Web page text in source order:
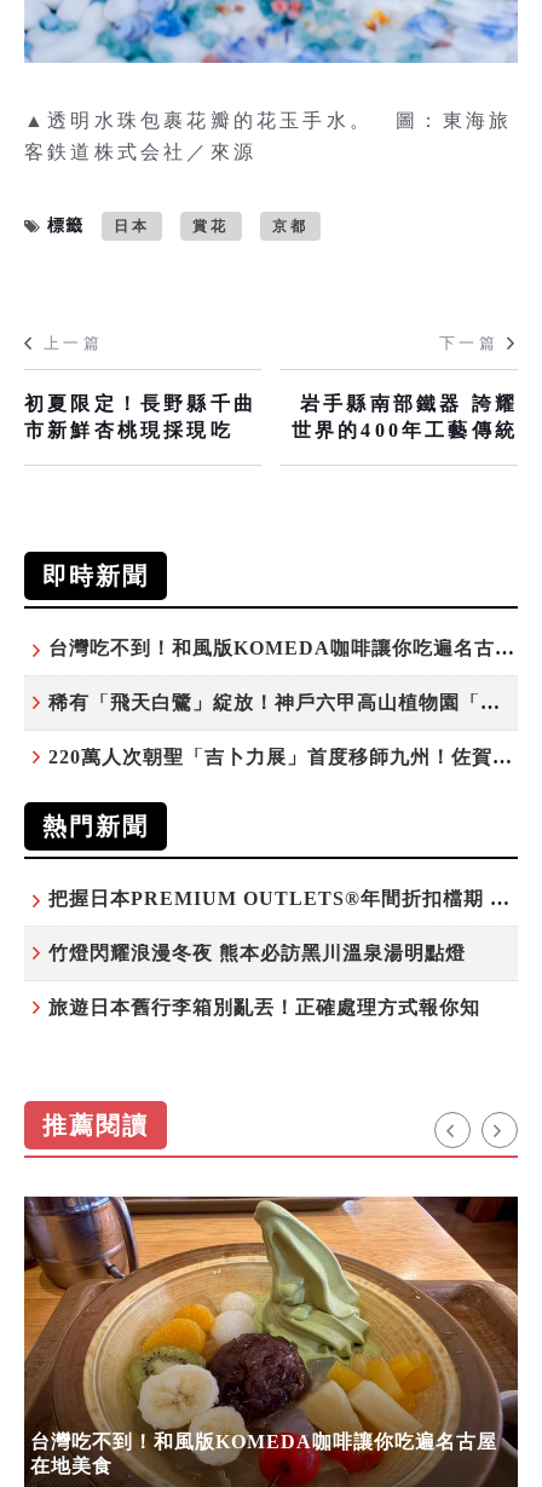
▲透明水珠包裹花瓣的花玉手水。 圖：東海旅
客鉄道株式会社／來源
標籤 日本 賞花 京都
上一篇
初夏限定！長野縣千曲
市新鮮杏桃現採現吃
下一篇
岩手縣南部鐵器 誇耀
世界的400年工藝傳統
即時新聞
台灣吃不到！和風版KOMEDA咖啡讓你吃遍名古屋在地美食
稀有「飛天白鷺」綻放！神戶六甲高山植物園「鷺草」珍貴現身
220萬人次朝聖「吉卜力展」首度移師九州！佐賀站早鳥平日套票8/10搶先開賣
熱門新聞
把握日本PREMIUM OUTLETS®年間折扣檔期 越買越划算
竹燈閃耀浪漫冬夜 熊本必訪黑川溫泉湯明點燈
旅遊日本舊行李箱別亂丟！正確處理方式報你知
推薦閱讀
台灣吃不到！和風版KOMEDA咖啡讓你吃遍名古屋
在地美食